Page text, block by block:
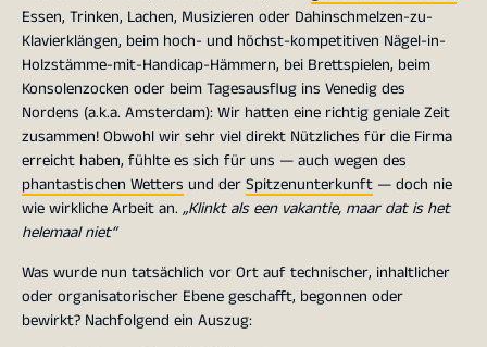
Essen, Trinken, Lachen, Musizieren oder Dahinschmelzen-zu-
Klavierklängen, beim hoch- und höchst-kompetitiven Nägel-in-
Holzstämme-mit-Handicap-Hämmern, bei Brettspielen, beim
Konsolenzocken oder beim Tagesausflug ins Venedig des
Nordens (a.k.a. Amsterdam): Wir hatten eine richtig geniale Zeit
zusammen! Obwohl wir sehr viel direkt Nützliches für die Firma
erreicht haben, fühlte es sich für uns — auch wegen des
phantastischen Wetters und derSpitzenunterkunft — doch nie
wie wirkliche Arbeit an. „Klinkt als een vakantie, maar dat is het
helemaal niet“
Was wurde nun tatsächlich vor Ort auf technischer, inhaltlicher
oder organisatorischer Ebene geschafft, begonnen oder
bewirkt? Nachfolgend ein Auszug: